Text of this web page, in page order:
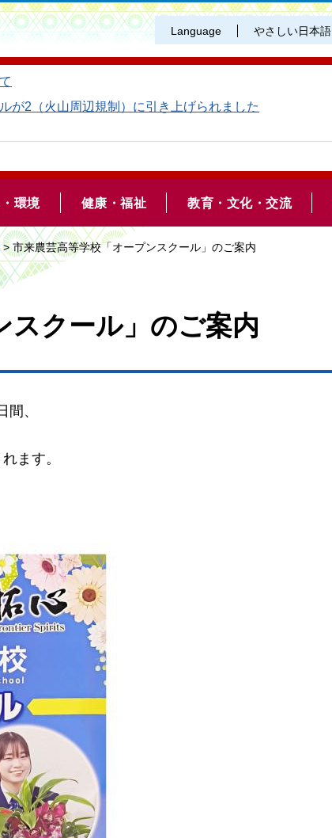
Language やさしい日本語
が2（火山周辺規制）に引き上げられました
環境 健康・福祉 教育・文化・交流
> 市来農芸高等学校「オープンスクール」のご案内
スクール」のご案内
、
ます。